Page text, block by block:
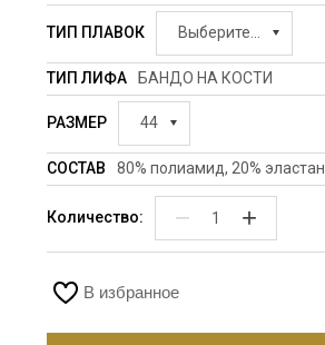
ТИП ПЛАВОК Выберите...
ТИП ЛИФА БАНДО НА КОСТИ
РАЗМЕР 44
СОСТАВ 80% полиамид, 20% эластан
Количество: − +
В избранное